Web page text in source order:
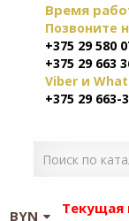
Время
Позвоните
+375 29 580
+375 29 663
Viber и
+375 29 663-
Текущая
BYN